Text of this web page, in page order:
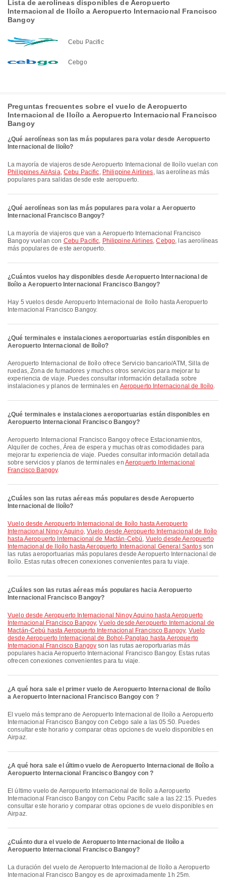
Lista de aerolíneas disponibles de Aeropuerto
Internacional de Iloílo a Aeropuerto Internacional Francisco
Bangoy
Cebu Pacific
Cebgo
Preguntas frecuentes sobre el vuelo de Aeropuerto
Internacional de Iloílo a Aeropuerto Internacional Francisco
Bangoy
¿Qué aerolíneas son las más populares para volar desde Aeropuerto
Internacional de Iloílo?
La mayoría de viajeros desde Aeropuerto Internacional de Iloílo vuelan con
Philippines AirAsia, Cebu Pacific, Philippine Airlines, las aerolíneas más
populares para salidas desde este aeropuerto.
¿Qué aerolíneas son las más populares para volar a Aeropuerto
Internacional Francisco Bangoy?
La mayoría de viajeros que van a Aeropuerto Internacional Francisco
Bangoy vuelan con Cebu Pacific, Philippine Airlines,Cebgo, las aerolíneas
más populares de este aeropuerto.
¿Cuántos vuelos hay disponibles desde Aeropuerto Internacional de
Iloílo a Aeropuerto Internacional Francisco Bangoy?
Hay 5 vuelos desde Aeropuerto Internacional de Iloílo hasta Aeropuerto
Internacional Francisco Bangoy.
¿Qué terminales e instalaciones aeroportuarias están disponibles en
Aeropuerto Internacional de Iloílo?
Aeropuerto Internacional de Iloílo ofrece Servicio bancario/ATM, Silla de
ruedas, Zona de fumadores y muchos otros servicios para mejorar tu
experiencia de viaje. Puedes consultar información detallada sobre
instalaciones y planos de terminales en Aeropuerto Internacional de Iloílo.
¿Qué terminales e instalaciones aeroportuarias están disponibles en
Aeropuerto Internacional Francisco Bangoy?
Aeropuerto Internacional Francisco Bangoy ofrece Estacionamientos,
Alquiler de coches, Área de espera y muchas otras comodidades para
mejorar tu experiencia de viaje. Puedes consultar información detallada
sobre servicios y planos de terminales en Aeropuerto Internacional
Francisco Bangoy.
¿Cuáles son las rutas aéreas más populares desde Aeropuerto
Internacional de Iloílo?
Vuelo desde Aeropuerto Internacional de Iloílo hasta Aeropuerto
Internacional Ninoy Aquino, Vuelo desde Aeropuerto Internacional de Iloílo
hasta Aeropuerto Internacional de Mactán-Cebú, Vuelo desde Aeropuerto
Internacional de Iloílo hasta Aeropuerto Internacional General Santosson
las rutas aeroportuarias más populares desde Aeropuerto Internacional de
Iloílo. Estas rutas ofrecen conexiones convenientes para tu viaje.
¿Cuáles son las rutas aéreas más populares hacia Aeropuerto
Internacional Francisco Bangoy?
Vuelo desde Aeropuerto Internacional Ninoy Aquino hasta Aeropuerto
Internacional Francisco Bangoy,Vuelo desde Aeropuerto Internacional de
Mactán-Cebú hasta Aeropuerto Internacional Francisco Bangoy, Vuelo
desde Aeropuerto Internacional de Bohol-Panglao hasta Aeropuerto
Internacional Francisco Bangoy son las rutas aeroportuarias más
populares hacia Aeropuerto Internacional Francisco Bangoy. Estas rutas
ofrecen conexiones convenientes para tu viaje.
¿A qué hora sale el primer vuelo de Aeropuerto Internacional de Iloílo
a Aeropuerto Internacional Francisco Bangoy con ?
El vuelo más temprano de Aeropuerto Internacional de Iloílo a Aeropuerto
Internacional Francisco Bangoy con Cebgo sale a las 05:50. Puedes
consultar este horario y comparar otras opciones de vuelo disponibles en
Airpaz.
¿A qué hora sale el último vuelo de Aeropuerto Internacional de Iloílo a
Aeropuerto Internacional Francisco Bangoy con ?
El último vuelo de Aeropuerto Internacional de Iloílo a Aeropuerto
Internacional Francisco Bangoy con Cebu Pacific sale a las 22:15. Puedes
consultar este horario y comparar otras opciones de vuelo disponibles en
Airpaz.
¿Cuánto dura el vuelo de Aeropuerto Internacional de Iloílo a
Aeropuerto Internacional Francisco Bangoy?
La duración del vuelo de Aeropuerto Internacional de Iloílo a Aeropuerto
Internacional Francisco Bangoy es de aproximadamente 1h 25m.